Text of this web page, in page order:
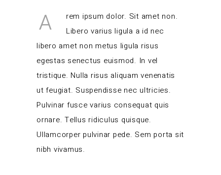
A
rem ipsum dolor. Sit amet non.
Libero varius ligula a id nec
libero amet non metus ligula risus
egestas senectus euismod. In vel
tristique. Nulla risus aliquam venenatis
ut feugiat. Suspendisse nec ultricies.
Pulvinar fusce varius consequat quis
ornare. Tellus ridiculus quisque.
Ullamcorper pulvinar pede. Sem porta sit
nibh vivamus.